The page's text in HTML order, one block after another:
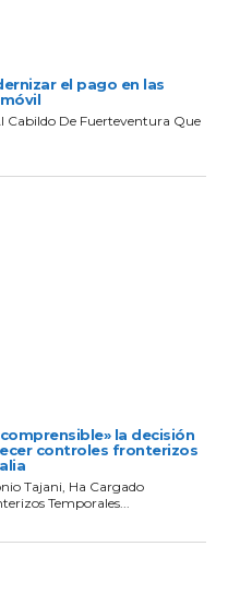
el pago en las
Cabildo De Fuerteventura Que
la decisión
controles fronterizos
Tajani, Ha Cargado
Temporales...